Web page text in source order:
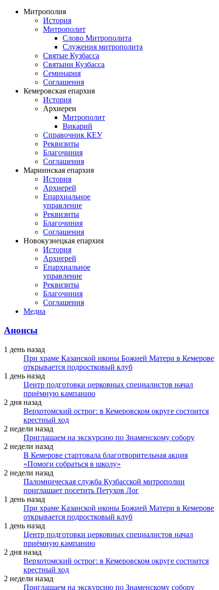
Митрополия
История
Митрополит
Слово Митрополита
Служения митрополита
Святые Кузбасса
Святыни Кузбасса
Семинария
Соглашения
Кемеровская епархия
История
Архиереи
Митрополит
Викарий
Справочник КЕУ
Реквизиты
Благочиния
Соглашения
Мариинская епархия
История
Архиерей
Епархиальное
управление
Реквизиты
Благочиния
Соглашения
Новокузнецкая епархия
История
Архиерей
Епархиальное
управление
Реквизиты
Благочиния
Соглашения
Медиа
Анонсы
1 день назад
При храме Казанской иконы Божией Матери в Кемерове
открывается подростковый клуб
1 день назад
Центр подготовки церковных специалистов начал
приёмную кампанию
2 дня назад
Верхотомский острог: в Кемеровском округе состоится
крестный ход
2 недели назад
Приглашаем на экскурсию по Знаменскому собору
2 недели назад
В Кемерове стартовала благотворительная акция
«Помоги собраться в школу»
2 недели назад
Паломническая служба Кузбасской митрополии
приглашает посетить Петухов Лог
1 день назад
При храме Казанской иконы Божией Матери в Кемерове
открывается подростковый клуб
1 день назад
Центр подготовки церковных специалистов начал
приёмную кампанию
2 дня назад
Верхотомский острог: в Кемеровском округе состоится
крестный ход
2 недели назад
Приглашаем на экскурсию по Знаменскому собору